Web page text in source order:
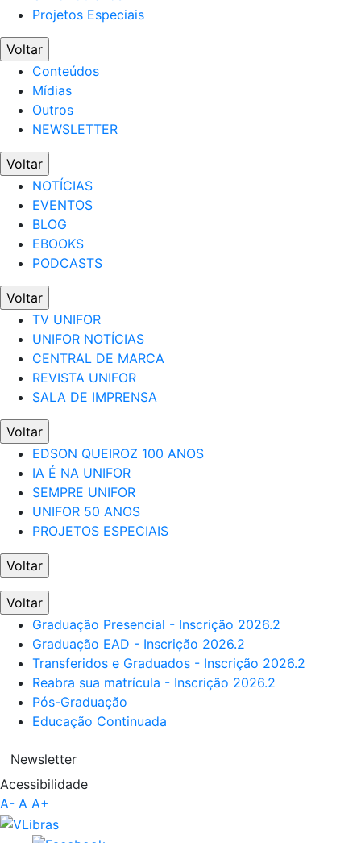
Projetos Especiais
Voltar
Conteúdos
Mídias
Outros
NEWSLETTER
Voltar
NOTÍCIAS
EVENTOS
BLOG
EBOOKS
PODCASTS
Voltar
TV UNIFOR
UNIFOR NOTÍCIAS
CENTRAL DE MARCA
REVISTA UNIFOR
SALA DE IMPRENSA
Voltar
EDSON QUEIROZ 100 ANOS
IA É NA UNIFOR
SEMPRE UNIFOR
UNIFOR 50 ANOS
PROJETOS ESPECIAIS
Voltar
Voltar
Graduação Presencial - Inscrição 2026.2
Graduação EAD - Inscrição 2026.2
Transferidos e Graduados - Inscrição 2026.2
Reabra sua matrícula - Inscrição 2026.2
Pós-Graduação
Educação Continuada
Newsletter
Acessibilidade
A- A A+